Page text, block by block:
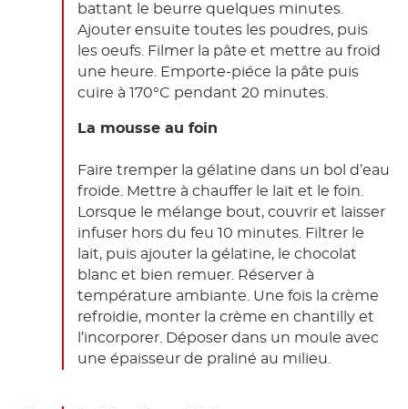
battant le beurre quelques minutes.
Ajouter ensuite toutes les poudres, puis
les oeufs. Filmer la pâte et mettre au froid
une heure. Emporte-piéce la pâte puis
cuire à 170°C pendant 20 minutes.
La mousse au foin
Faire tremper la gélatine dans un bol d’eau
froide. Mettre à chauffer le lait et le foin.
Lorsque le mélange bout, couvrir et laisser
infuser hors du feu 10 minutes. Filtrer le
lait, puis ajouter la gélatine, le chocolat
blanc et bien remuer. Réserver à
température ambiante. Une fois la crème
refroidie, monter la crème en chantilly et
l’incorporer. Déposer dans un moule avec
une épaisseur de praliné au milieu.